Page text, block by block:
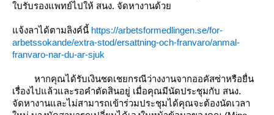
บรับรองแพทย์ไปให้ สนง. จัดหางานด้ว
จ้งลาได้ตามลิงค์นี้ https://arbetsformedlingen.se/for-
arbetssokande/extra-stod/ersattning-och-franvaro/anmal-
franvaro-nar-du-ar-sjuk
หากคุณได้รับเงินชดเชยกรณีว่างงานจากออคัสซ่าหรือยื่น
เรื่องไปแล้วและรอคำตัดสินอยู่ เมื่อคุณมีนัดประชุมกับ สนง.
จัดหางานและไม่สามารถเข้าร่วมประชุมได้คุณจะต้องนัดเวลา